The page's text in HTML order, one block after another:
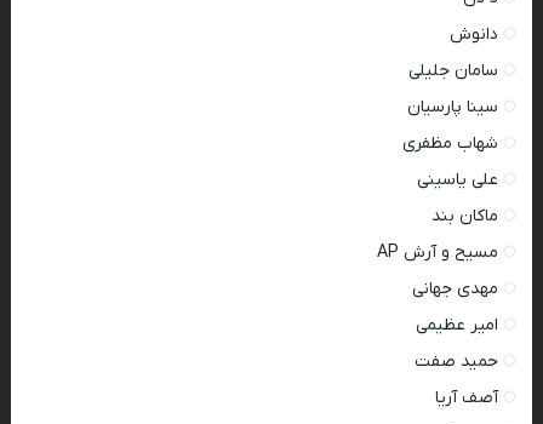
دانوش
سامان جلیلی
سینا پارسیان
شهاب مظفری
علی یاسینی
ماکان بند
مسیح و آرش AP
مهدی جهانی
امیر عظیمی
حمید صفت
آصف آریا